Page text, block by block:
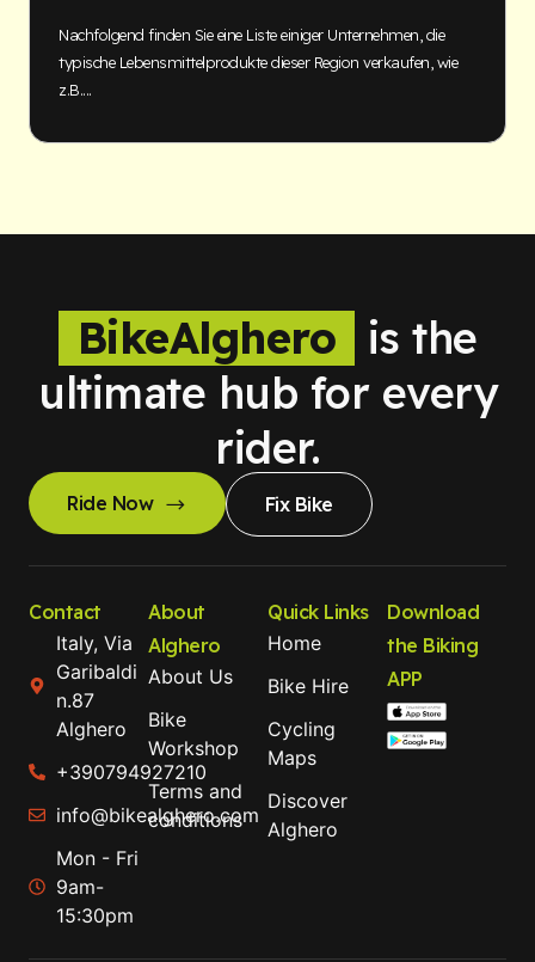
Nachfolgend finden Sie eine Liste einiger Unternehmen, die
typische Lebensmittelprodukte dieser Region verkaufen, wie
z.B....
BikeAlghero
is the
ultimate hub for every
rider.
Ride Now Fix Bike
Contact
Italy, Via
Garibaldi
n.87
Alghero
+390794927210
info@bikealghero.com
Mon - Fri
9am-
15:30pm
About
Alghero
About Us
Bike
Workshop
Terms and
conditions
Quick Links
Home
Bike Hire
Cycling
Maps
Discover
Alghero
Download
the Biking
APP